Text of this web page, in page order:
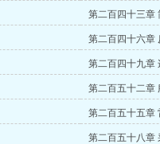
第二百四十三章
第二百四十六章
第二百四十九章
第二百五十二章
第二百五十五章
第二百五十八章